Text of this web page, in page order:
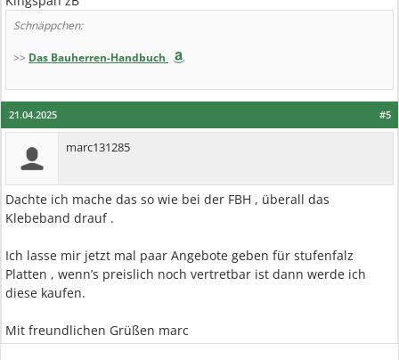
Schnäppchen:
>> Das Bauherren-Handbuch
#5
21.04.2025
marc131285
Dachte ich mache das so wie bei der FBH , überall das
Klebeband drauf .
Ich lasse mir jetzt mal paar Angebote geben für stufenfalz
Platten , wenn’s preislich noch vertretbar ist dann werde ich
diese kaufen.
Mit freundlichen Grüßen marc